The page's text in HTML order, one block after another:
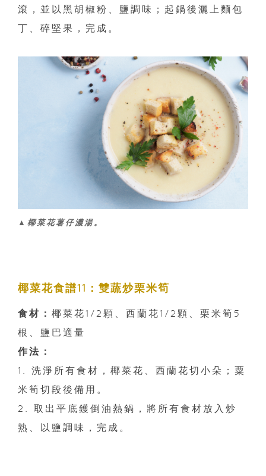
滾，並以黑胡椒粉、鹽調味；起鍋後灑上麵包
丁、碎堅果，完成。
▲椰菜花薯仔濃湯。
椰菜花食譜11：雙蔬炒栗米筍
食材： 椰菜花1/2顆、西蘭花1/2顆、栗米筍5
根、鹽巴適量
作法：
1. 洗淨所有食材，椰菜花、西蘭花切小朵；粟
米筍切段後備用。
2. 取出平底鑊倒油熱鍋，將所有食材放入炒
熟、以鹽調味，完成。